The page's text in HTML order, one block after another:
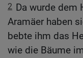
2 Da wurde dem
Aramäer haben
bebte ihm das
wie die Bäume